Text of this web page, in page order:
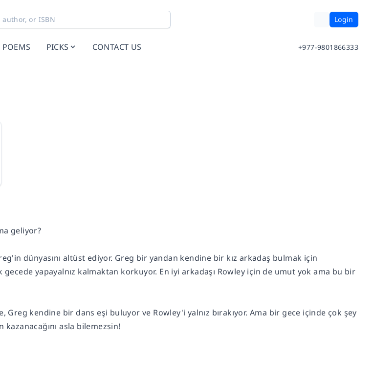
Login
POEMS PICKS CONTACT US +977-9801866333
geliyor?
dünyasını altüst ediyor. Greg bir yandan kendine bir kız arkadaş bulmak için
gecede yapayalnız kalmaktan korkuyor. En iyi arkadaşı Rowley için de umut yok ama bu bir
kendine bir dans eşi buluyor ve Rowley'i yalnız bırakıyor. Ama bir gece içinde çok şey
asla bilemezsin!